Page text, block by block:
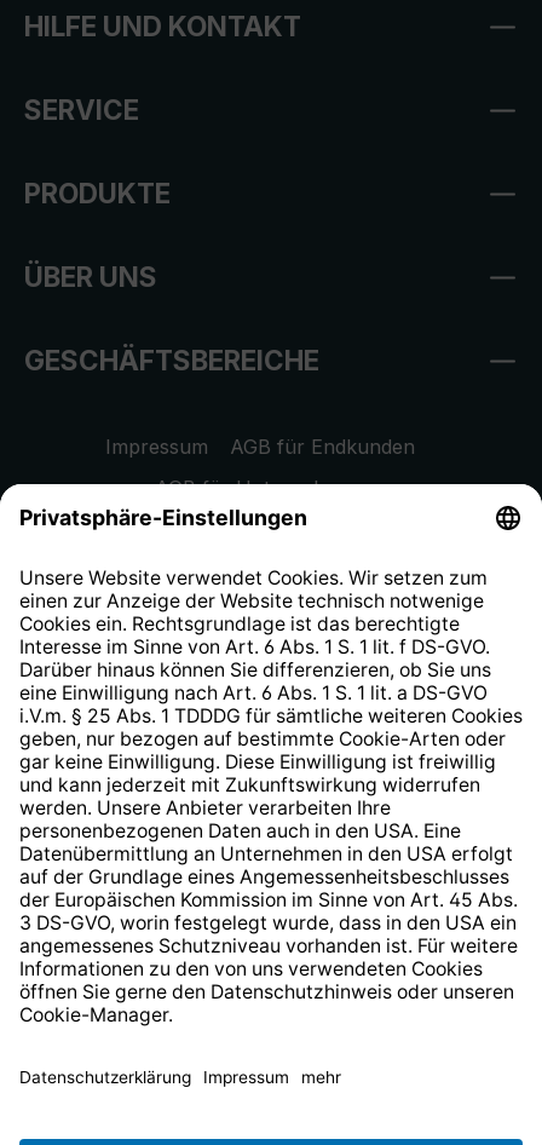
HILFE UND KONTAKT
SERVICE
PRODUKTE
ÜBER UNS
GESCHÄFTSBEREICHE
Impressum
AGB für Endkunden
AGB für Unternehmen
Datenschutzhinweis
Widerrufsrecht
Hinweisgeberschutzsystem
Barrierefreiheit
* Alle Preise inkl. gesetzl. Mehrwertsteuer zzgl.
anders angegeben.